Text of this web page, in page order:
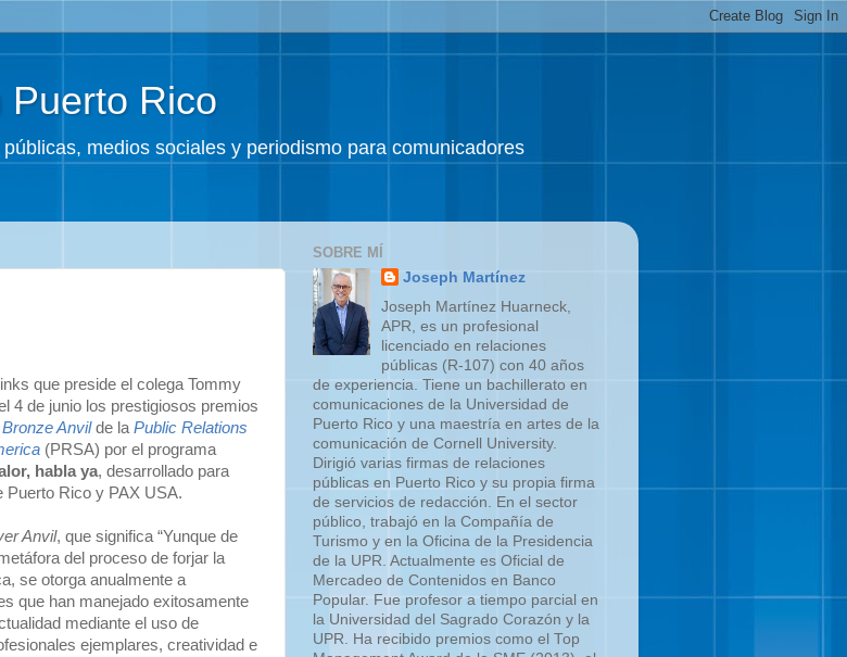
Puerto Rico
medios sociales y periodismo para comunicadores
que preside el colega Tommy
4 de junio los prestigiosos premios
Bronze Anvilde la Public Relations
(PRSA) por el programa
habla ya, desarrollado para
Puerto Rico y PAX USA.
Anvil, que significa “Yunque de
del proceso de forjar la
se otorga anualmente a
que han manejado exitosamente
mediante el uso de
ejemplares, creatividad e
SOBRE MÍ
Joseph Martínez
Joseph Martínez Huarneck,
APR, es un profesional
licenciado en relaciones
públicas (R-107) con 40 años
de experiencia. Tiene un bachillerato en
comunicaciones de la Universidad de
Puerto Rico y una maestría en artes de la
comunicación de Cornell University.
Dirigió varias firmas de relaciones
públicas en Puerto Rico y su propia firma
de servicios de redacción. En el sector
público, trabajó en la Compañía de
Turismo y en la Oficina de la Presidencia
de la UPR. Actualmente es Oficial de
Mercadeo de Contenidos en Banco
Popular. Fue profesor a tiempo parcial en
la Universidad del Sagrado Corazón y la
UPR. Ha recibido premios como el Top